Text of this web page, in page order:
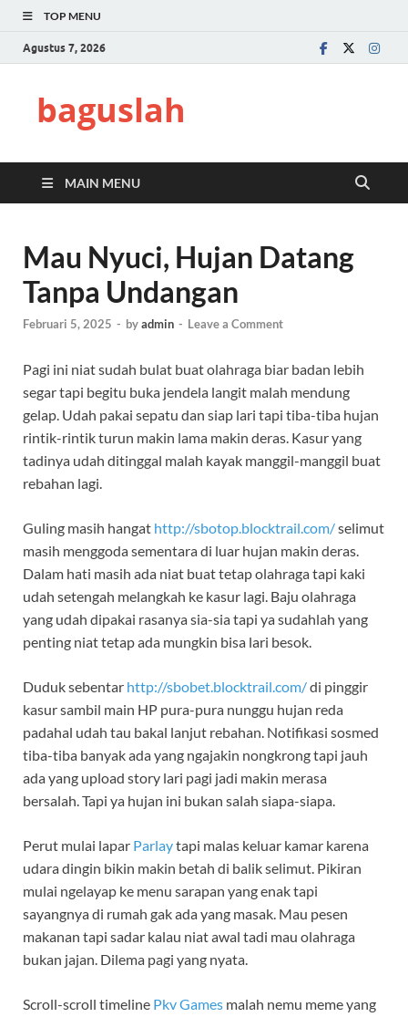
TOP MENU
Agustus 7, 2026
baguslah
MAIN MENU
Mau Nyuci, Hujan Datang
Tanpa Undangan
Februari 5, 2025 - byadmin - Leave a Comment
Pagi ini niat sudah bulat buat olahraga biar badan lebih
segar tapi begitu buka jendela langit malah mendung
gelap. Udah pakai sepatu dan siap lari tapi tiba-tiba hujan
rintik-rintik turun makin lama makin deras. Kasur yang
tadinya udah ditinggal malah kayak manggil-manggil buat
rebahan lagi.
Guling masih hangat http://sbotop.blocktrail.com/selimut
masih menggoda sementara di luar hujan makin deras.
Dalam hati masih ada niat buat tetap olahraga tapi kaki
udah setengah melangkah ke kasur lagi. Baju olahraga
yang udah dipakai rasanya sia-sia tapi ya sudahlah yang
penting niat tetap ada mungkin bisa lari besok.
Duduk sebentar http://sbobet.blocktrail.com/di pinggir
kasur sambil main HP pura-pura nunggu hujan reda
padahal udah tau bakal lanjut rebahan. Notifikasi sosmed
tiba-tiba banyak ada yang ngajakin nongkrong tapi jauh
ada yang upload story lari pagi jadi makin merasa
bersalah. Tapi ya hujan ini bukan salah siapa-siapa.
Perut mulai lapar Parlaytapi malas keluar kamar karena
udara dingin bikin makin betah di balik selimut. Pikiran
mulai ngelayap ke menu sarapan yang enak tapi
sayangnya di rumah gak ada yang masak. Mau pesen
makanan tapi sadar kalau niat awal tadi mau olahraga
bukan jajan. Dilema pagi yang nyata.
Scroll-scroll timeline Pkv Games malah nemu meme yang